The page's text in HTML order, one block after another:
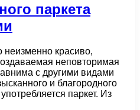
паркета
красиво,
неповторимая
с другими видами
и благородного
паркет. Из